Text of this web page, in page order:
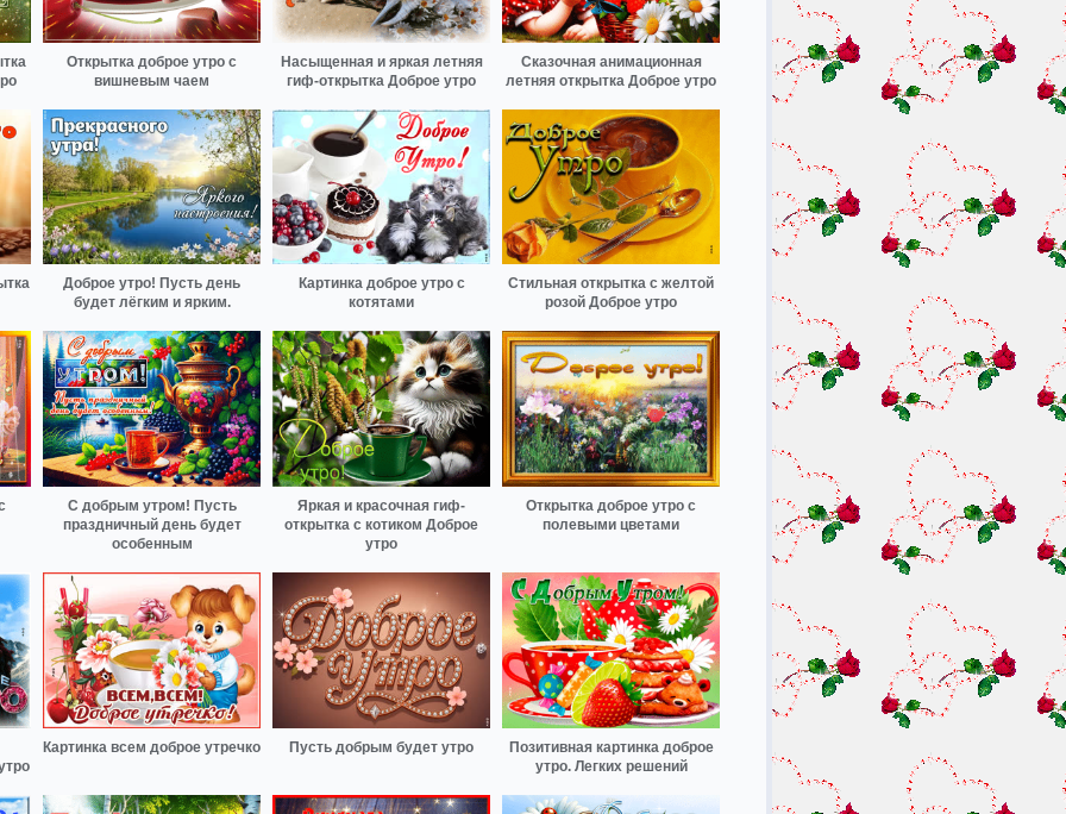
Открытка доброе утро с
вишневым чаем
Насыщенная и яркая летняя
гиф-открытка Доброе утро
Сказочная анимационная
летняя открытка Доброе утро
Доброе утро! Пусть день
будет лёгким и ярким.
Картинка доброе утро с
котятами
Стильная открытка с желтой
розой Доброе утро
С добрым утром! Пусть
праздничный день будет
особенным
Яркая и красочная гиф-
открытка с котиком Доброе
утро
Открытка доброе утро с
полевыми цветами
Картинка всем доброе утречко Пусть добрым будет утро
Позитивная картинка доброе
утро. Легких решений